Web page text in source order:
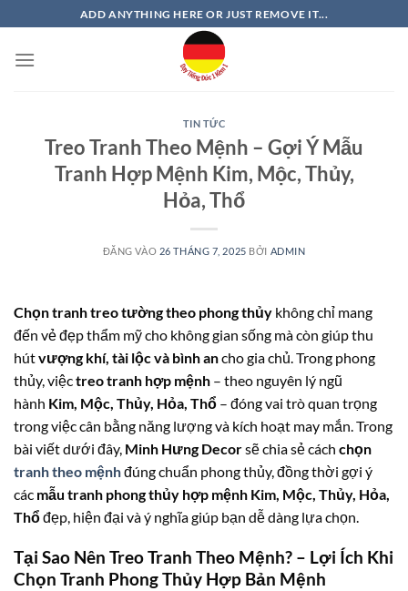
qua
nội
ADD ANYTHING HERE OR JUST REMOVE IT...
TIN TỨC
Treo Tranh Theo Mệnh – Gợi Ý Mẫu
Tranh Hợp Mệnh Kim, Mộc, Thủy,
Hỏa, Thổ
ĐĂNG VÀO 26 THÁNG 7, 2025 BỞI ADMIN
Chọn tranh treo tường theo phong thủy không chỉ mang
đến vẻ đẹp thẩm mỹ cho không gian sống mà còn giúp thu
hútvượng khí, tài lộc và bình ancho gia chủ. Trong phong
thủy, việctreo tranh hợp mệnh – theo nguyên lý ngũ
hành Kim, Mộc, Thủy, Hỏa, Thổ – đóng vai trò quan trọng
trong việc cân bằng năng lượng và kích hoạt may mắn. Trong
bài viết dưới đây, Minh Hưng Decorsẽ chia sẻ cách chọn
tranh theo mệnhđúng chuẩn phong thủy, đồng thời gợi ý
các mẫu tranh phong thủy hợp mệnh Kim, Mộc, Thủy, Hỏa,
Thổđẹp, hiện đại và ý nghĩa giúp bạn dễ dàng lựa chọn.
Tại Sao Nên Treo Tranh Theo Mệnh? – Lợi Ích Khi
Chọn Tranh Phong Thủy Hợp Bản Mệnh